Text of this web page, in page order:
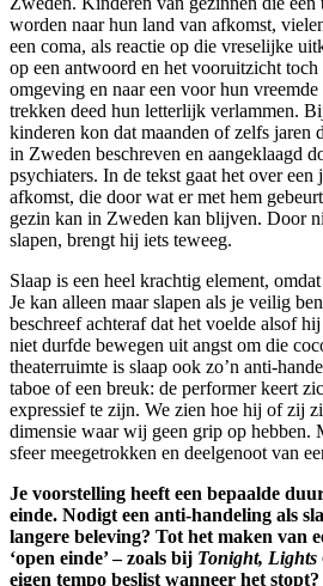
worden naar hun land van afkomst,
een coma, als reactie op die vreselijke
op een antwoord en het vooruitzicht toch
omgeving en naar een voor hun
trekken deed hun letterlijk verlammen.
kinderen kon dat maanden of zelfs jaren
in Zweden beschreven en aangeklaagd
psychiaters. In de tekst gaat het over een
afkomst, die door wat er met hem
gezin kan in Zweden kan blijven. Door
slapen, brengt hij iets teweeg.
Slaap is een heel krachtig element,
Je kan alleen maar slapen als je veilig
beschreef achteraf dat het voelde alsof
niet durfde bewegen uit angst om die
theaterruimte is slaap ook zo’n anti-
taboe of een breuk: de performer keert
expressief te zijn. We zien hoe hij of zij
dimensie waar wij geen grip op hebben.
sfeer meegetrokken en deelgenoot van
Je voorstelling heeft een bepaalde
einde. Nodigt een anti-handeling als
langere beleving? Tot het maken van
‘open einde’ – zoals bij Tonight,
eigen tempo beslist wanneer het stopt?